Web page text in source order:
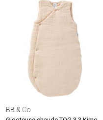
BB & Co